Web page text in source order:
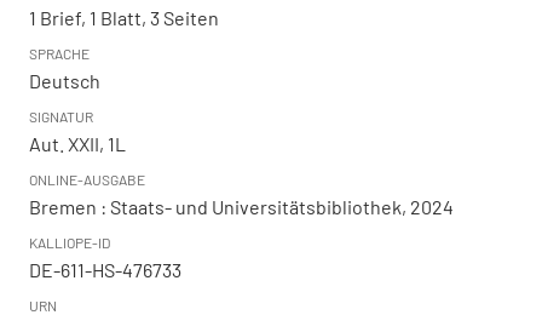
1 Brief, 1 Blatt, 3 Seiten
SPRACHE
Deutsch
SIGNATUR
Aut. XXII, 1L
ONLINE-AUSGABE
Bremen : Staats- und Universitätsbibliothek, 2024
KALLIOPE-ID
DE-611-HS-476733
URN